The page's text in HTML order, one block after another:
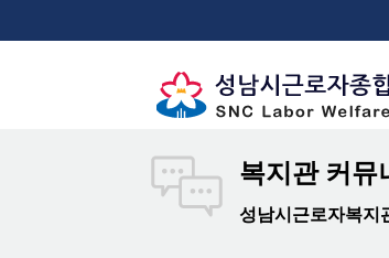
복지관 커뮤
성남시근로자복지